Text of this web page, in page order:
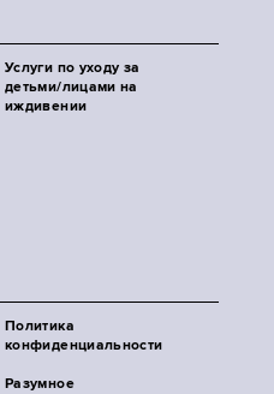
Услуги по уходу за
детьми/лицами на
иждивении
Политика
конфиденциальности
Разумное